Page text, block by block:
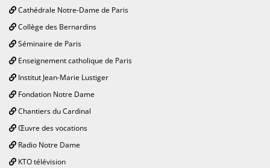
Cathédrale Notre-Dame de Paris
Collège des Bernardins
Séminaire de Paris
Enseignement catholique de Paris
Institut Jean-Marie Lustiger
Fondation Notre Dame
Chantiers du Cardinal
Œuvre des vocations
Radio Notre Dame
KTO télévision